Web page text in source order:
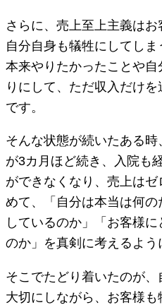
さらに、売上至上主義はお
自分自身も犠牲にしてしま
本来やりたかったことや
りにして、ただ収入だけ
です。
そんな状態が続いたある
が3カ月ほど続き、入院も
ができなくなり、売上は
めて、「自分は本当は何の
しているのか」「お客様
のか」を真剣に考えるよう
そこでたどり着いたのが、
大切にしながら、お客様